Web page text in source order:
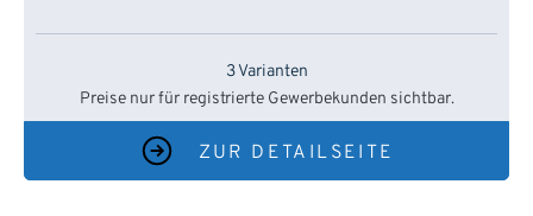
3 Varianten
Preise nur für registrierte Gewerbekunden sichtbar.
ZUR DETAILSEITE